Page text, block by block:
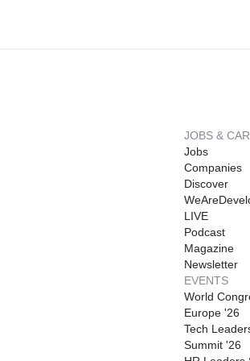
JOBS &
Jobs
Companies
Discover
LIVE
Podcast
Magazine
Newsletter
EVENTS
World
Europe '26
Tech
Summit '26